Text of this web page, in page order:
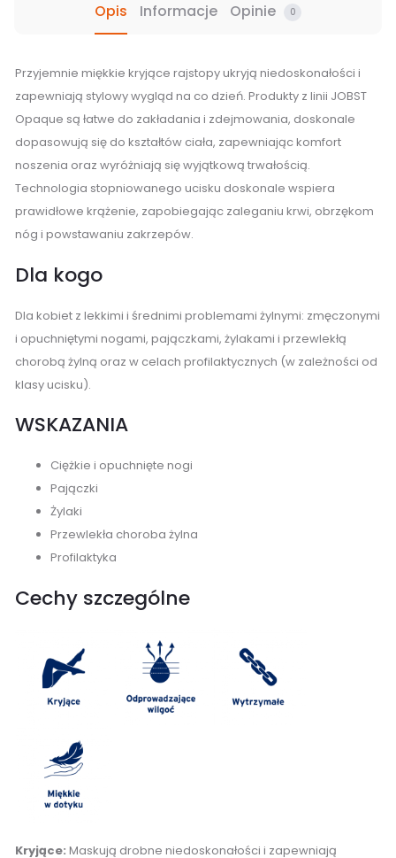
Opis Informacje Opinie 0
Przyjemnie miękkie kryjące rajstopy ukryją niedoskonałości i
zapewniają stylowy wygląd na co dzień. Produkty z linii JOBST
Opaque są łatwe do zakładania i zdejmowania, doskonale
dopasowują się do kształtów ciała, zapewniając komfort
noszenia oraz wyróżniają się wyjątkową trwałością.
Technologia stopniowanego ucisku doskonale wspiera
prawidłowe krążenie, zapobiegając zaleganiu krwi, obrzękom
nóg i powstawaniu zakrzepów.
Dla kogo
Dla kobiet z lekkimi i średnimi problemami żylnymi: zmęczonymi
i opuchniętymi nogami, pajączkami, żylakami i przewlekłą
chorobą żylną oraz w celach profilaktycznych (w zależności od
klasy ucisku).
WSKAZANIA
Ciężkie i opuchnięte nogi
Pajączki
Żylaki
Przewlekła choroba żylna
Profilaktyka
Cechy szczególne
Kryjące: Maskują drobne niedoskonałości i zapewniają